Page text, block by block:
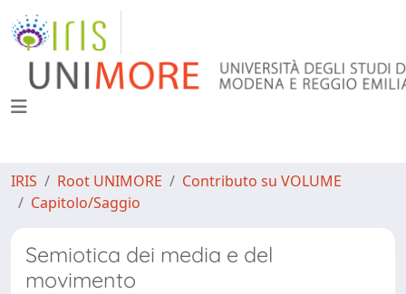
IRIS Root UNIMORE
Contributo su VOLUME
Capitolo/Saggio
Semiotica dei media e del
movimento